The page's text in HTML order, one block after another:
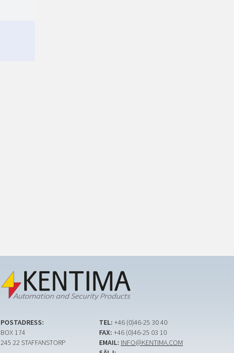
POSTADRESS:
BOX 174
245 22 STAFFANSTORP
TEL: +46 (0)46-25 30 40
FAX: +46 (0)46-25 03 10
EMAIL: INFO@KENTIMA.COM